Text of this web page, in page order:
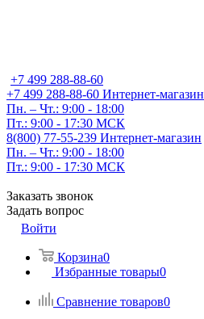
+7 499 288-88-60
+7 499 288-88-60 Интернет-магазин
Пн. – Чт.: 9:00 - 18:00
Пт.: 9:00 - 17:30 МСК
8(800) 77-55-239 Интернет-магазин
Пн. – Чт.: 9:00 - 18:00
Пт.: 9:00 - 17:30 МСК
Заказать звонок
Задать вопрос
Войти
Корзина0
Избранные товары0
Сравнение товаров0